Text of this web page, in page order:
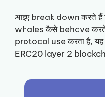
आइए break down करते हैं
whales कैसे behave करते
protocol use करता है,
ERC20 layer 2